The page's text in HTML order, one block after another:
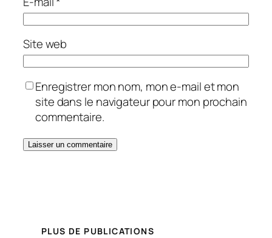
Site web
Enregistrer mon nom, mon e-mail et mon
site dans le navigateur pour mon prochain
commentaire.
PLUS DE PUBLICATIONS